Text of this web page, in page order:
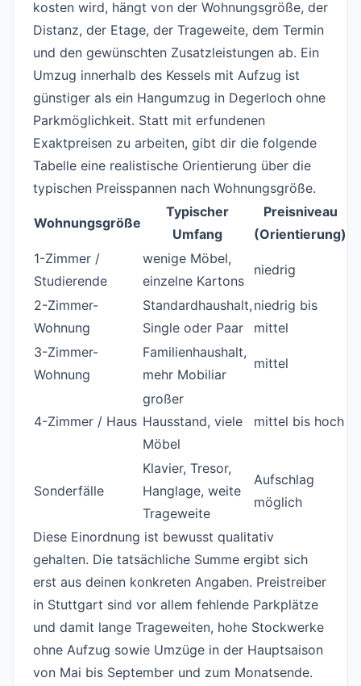
kosten wird, hängt von der Wohnungsgröße, der
Distanz, der Etage, der Trageweite, dem Termin
und den gewünschten Zusatzleistungen ab. Ein
Umzug innerhalb des Kessels mit Aufzug ist
günstiger als ein Hangumzug in Degerloch ohne
Parkmöglichkeit. Statt mit erfundenen
Exaktpreisen zu arbeiten, gibt dir die folgende
Tabelle eine realistische Orientierung über die
typischen Preisspannen nach Wohnungsgröße.
Wohnungsgröße
Typischer
Umfang
Preisniveau
(Orientierung)
1-Zimmer /
Studierende
wenige Möbel,
einzelne Kartons
niedrig
2-Zimmer-
Wohnung
Standardhaushalt,
Single oder Paar
niedrig bis
mittel
3-Zimmer-
Wohnung
Familienhaushalt,
mehr Mobiliar
mittel
4-Zimmer / Haus
großer
Hausstand, viele
Möbel
mittel bis hoch
Sonderfälle
Klavier, Tresor,
Hanglage, weite
Trageweite
Aufschlag
möglich
Diese Einordnung ist bewusst qualitativ
gehalten. Die tatsächliche Summe ergibt sich
erst aus deinen konkreten Angaben. Preistreiber
in Stuttgart sind vor allem fehlende Parkplätze
und damit lange Trageweiten, hohe Stockwerke
ohne Aufzug sowie Umzüge in der Hauptsaison
von Mai bis September und zum Monatsende.